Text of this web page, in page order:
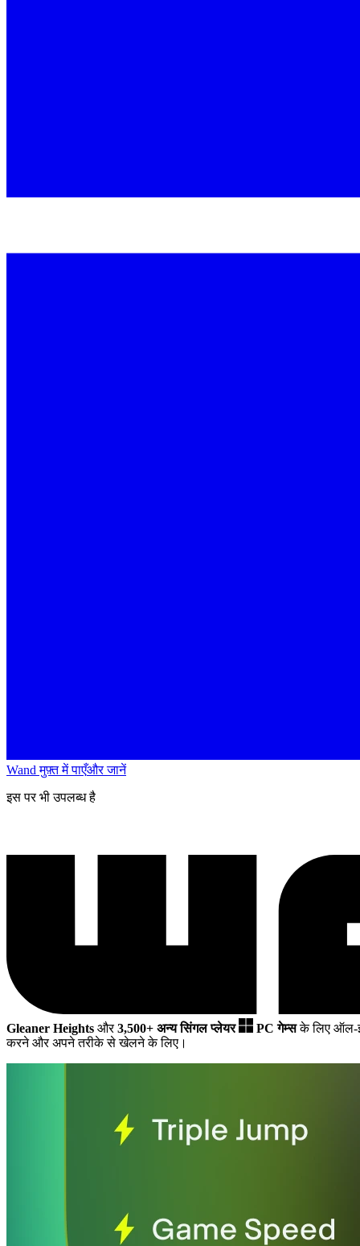
Wand मुफ़्त में पाएँऔर जानें
इस पर भी उपलब्ध है
Gleaner Heights और3,500+ अन्य सिंगल प्लेयर PC गेम्सके लिए ऑल-
करने और अपने तरीके से खेलने के लिए।